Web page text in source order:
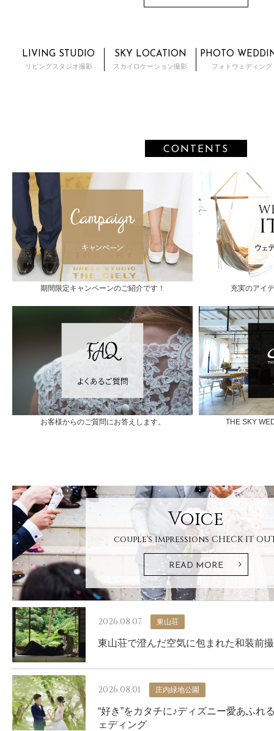
LIVING STUDIO
リビングスタジオ撮影
SKY LOCATION
スカイロケーション撮影
PHOTO
フォトウェディング
CONTENTS
期間限定キャンペーンのご紹介です！ 充実のアイ
お客様からのご質問にお答えします。 THE SKY
Voice
couple's impressionsCHECK IT
READ MORE
2026.08.07 東山荘
東山荘で澄んだ空気に包まれた和装前
2026.08.01 庄内緑地公園
“好き”をカタチに♪ディズニー愛あふれ
ェディング